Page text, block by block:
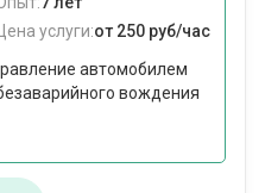
Цена услуги:от 250 руб/час
автомобилем
вождения